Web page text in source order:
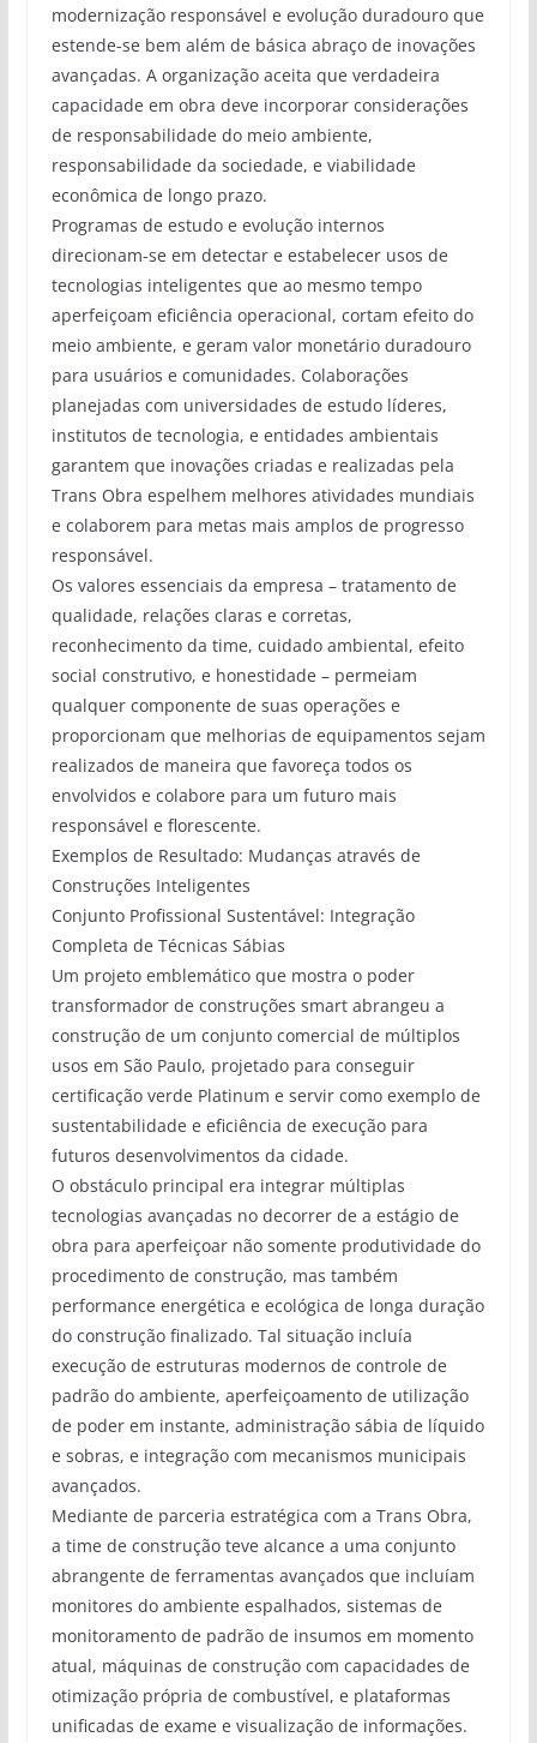
modernização responsável e evolução duradouro que
estende-se bem além de básica abraço de inovações
avançadas. A organização aceita que verdadeira
capacidade em obra deve incorporar considerações
de responsabilidade do meio ambiente,
responsabilidade da sociedade, e viabilidade
econômica de longo prazo.
Programas de estudo e evolução internos
direcionam-se em detectar e estabelecer usos de
tecnologias inteligentes que ao mesmo tempo
aperfeiçoam eficiência operacional, cortam efeito do
meio ambiente, e geram valor monetário duradouro
para usuários e comunidades. Colaborações
planejadas com universidades de estudo líderes,
institutos de tecnologia, e entidades ambientais
garantem que inovações criadas e realizadas pela
Trans Obra espelhem melhores atividades mundiais
e colaborem para metas mais amplos de progresso
responsável.
Os valores essenciais da empresa – tratamento de
qualidade, relações claras e corretas,
reconhecimento da time, cuidado ambiental, efeito
social construtivo, e honestidade – permeiam
qualquer componente de suas operações e
proporcionam que melhorias de equipamentos sejam
realizados de maneira que favoreça todos os
envolvidos e colabore para um futuro mais
responsável e florescente.
Exemplos de Resultado: Mudanças através de
Construções Inteligentes
Conjunto Profissional Sustentável: Integração
Completa de Técnicas Sábias
Um projeto emblemático que mostra o poder
transformador de construções smart abrangeu a
construção de um conjunto comercial de múltiplos
usos em São Paulo, projetado para conseguir
certificação verde Platinum e servir como exemplo de
sustentabilidade e eficiência de execução para
futuros desenvolvimentos da cidade.
O obstáculo principal era integrar múltiplas
tecnologias avançadas no decorrer de a estágio de
obra para aperfeiçoar não somente produtividade do
procedimento de construção, mas também
performance energética e ecológica de longa duração
do construção finalizado. Tal situação incluía
execução de estruturas modernos de controle de
padrão do ambiente, aperfeiçoamento de utilização
de poder em instante, administração sábia de líquido
e sobras, e integração com mecanismos municipais
avançados.
Mediante de parceria estratégica com a Trans Obra,
a time de construção teve alcance a uma conjunto
abrangente de ferramentas avançados que incluíam
monitores do ambiente espalhados, sistemas de
monitoramento de padrão de insumos em momento
atual, máquinas de construção com capacidades de
otimização própria de combustível, e plataformas
unificadas de exame e visualização de informações.